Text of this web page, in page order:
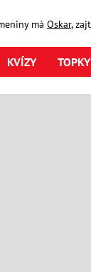
má Oskar,
KVÍZY